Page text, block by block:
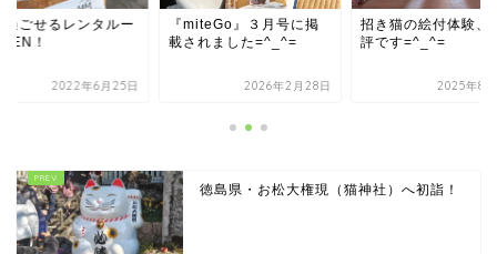
』３月号に掲
れました=^_^=
2026年2月28日
招き猫の絵付体験、大好
評です=^_^=
2025年8月25日
猫と過ごせるレンタ
ムOPEN！
2022年6
徳島県・お松大権現（猫神社）へ初詣！